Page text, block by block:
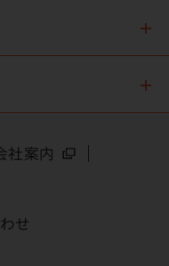
社案内
せ